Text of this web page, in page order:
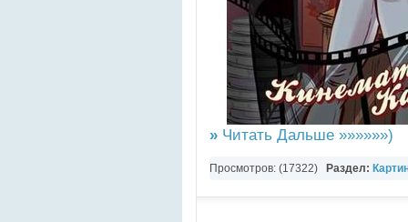
» Читать Дальше »»»»»»)
Просмотров: (17322) Раздел: